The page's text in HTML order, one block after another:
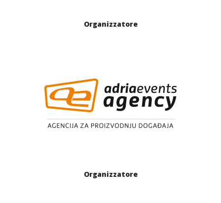
Organizzatore
Organizzatore